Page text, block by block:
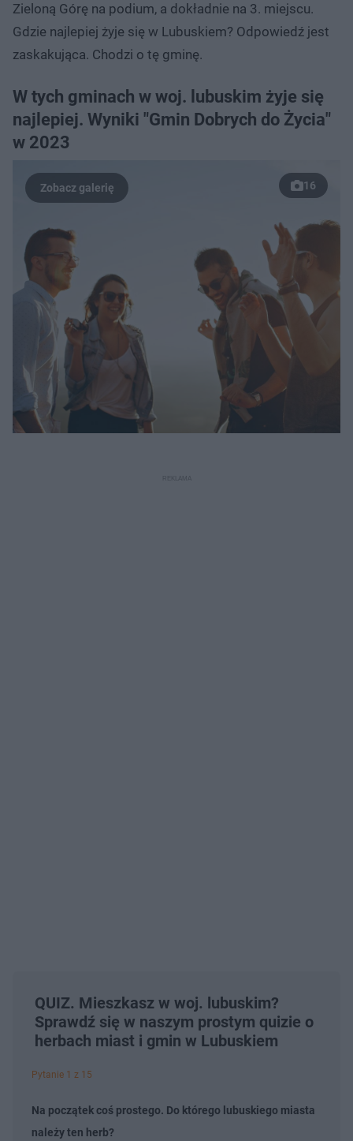
Zieloną Górę na podium, a dokładnie na 3. miejscu.
Gdzie najlepiej żyje się w Lubuskiem? Odpowiedź jest
zaskakująca. Chodzi o tę gminę.
W tych gminach w woj. lubuskim żyje się
najlepiej. Wyniki "Gmin Dobrych do Życia"
w 2023
16
QUIZ. Mieszkasz w woj. lubuskim?
Sprawdź się w naszym prostym quizie o
herbach miast i gmin w Lubuskiem
Pytanie 1 z 15
Na początek coś prostego. Do którego lubuskiego miasta
należy ten herb?